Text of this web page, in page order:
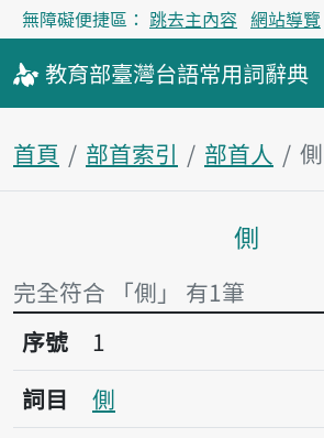
無障礙便捷區： 跳去主內容 網站導覽
教育部臺灣台語常用詞辭典
首頁 部首索引 部首人
主內容
側
完全符合 「側」 有1筆
序號1側
序號
1
詞目
側